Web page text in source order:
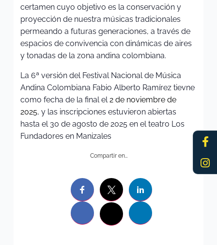
f
certamen cuyo objetivo es la conservación y
proyección de nuestra músicas tradicionales
permeando a futuras generaciones, a través de
espacios de convivencia con dinámicas de aires
y tonadas de la zona andina colombiana.
La 6ª versión del Festival Nacional de Música
Andina Colombiana Fabio Alberto Ramírez tievne
como fecha de la final el 2 de noviembre de
2025, y las inscripciones estuvieron abiertas
hasta el 30 de agosto de 2025 en el teatro Los
Fundadores en Manizales
Compartir en…